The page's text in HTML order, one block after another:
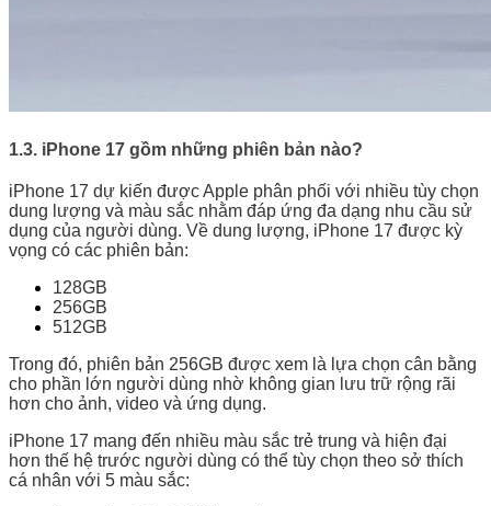
1.3. iPhone 17 gồm những phiên bản nào?
iPhone 17 dự kiến được Apple phân phối với nhiều tùy chọn
dung lượng và màu sắc nhằm đáp ứng đa dạng nhu cầu sử
dụng của người dùng. Về dung lượng, iPhone 17 được kỳ
vọng có các phiên bản:
128GB
256GB
512GB
Trong đó, phiên bản 256GB được xem là lựa chọn cân bằng
cho phần lớn người dùng nhờ không gian lưu trữ rộng rãi
hơn cho ảnh, video và ứng dụng.
iPhone 17 mang đến nhiều màu sắc trẻ trung và hiện đại
hơn thế hệ trước người dùng có thể tùy chọn theo sở thích
cá nhân với 5 màu sắc: